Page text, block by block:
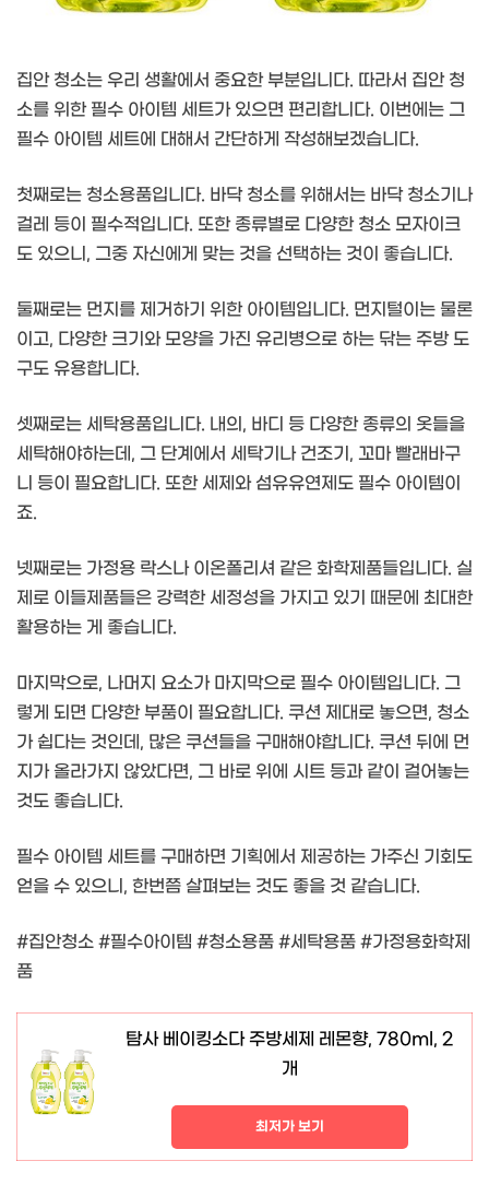
집안 청소는 우리 생활에서 중요한 부분입니다. 따라서 집안 청
소를 위한 필수 아이템 세트가 있으면 편리합니다. 이번에는 그
필수 아이템 세트에 대해서 간단하게 작성해보겠습니다.
첫째로는 청소용품입니다. 바닥 청소를 위해서는 바닥 청소기나
걸레 등이 필수적입니다. 또한 종류별로 다양한 청소 모자이크
도 있으니, 그중 자신에게 맞는 것을 선택하는 것이 좋습니다.
둘째로는 먼지를 제거하기 위한 아이템입니다. 먼지털이는 물론
이고, 다양한 크기와 모양을 가진 유리병으로 하는 닦는 주방 도
구도 유용합니다.
셋째로는 세탁용품입니다. 내의, 바디 등 다양한 종류의 옷들을
세탁해야하는데, 그 단계에서 세탁기나 건조기, 꼬마 빨래바구
니 등이 필요합니다. 또한 세제와 섬유유연제도 필수 아이템이
죠.
넷째로는 가정용 락스나 이온폴리셔 같은 화학제품들입니다. 실
제로 이들제품들은 강력한 세정성을 가지고 있기 때문에 최대한
활용하는 게 좋습니다.
마지막으로, 나머지 요소가 마지막으로 필수 아이템입니다. 그
렇게 되면 다양한 부품이 필요합니다. 쿠션 제대로 놓으면, 청소
가 쉽다는 것인데, 많은 쿠션들을 구매해야합니다. 쿠션 뒤에 먼
지가 올라가지 않았다면, 그 바로 위에 시트 등과 같이 걸어놓는
것도 좋습니다.
필수 아이템 세트를 구매하면 기획에서 제공하는 가주신 기회도
얻을 수 있으니, 한번쯤 살펴보는 것도 좋을 것 같습니다.
#집안청소 #필수아이템 #청소용품 #세탁용품 #가정용화학제
품
탐사 베이킹소다 주방세제 레몬향, 780ml, 2
개
최저가 보기